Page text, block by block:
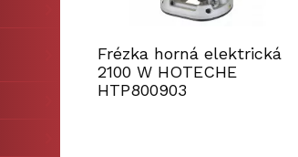
Frézka horná elektrická
2100 W HOTECHE
HTP800903